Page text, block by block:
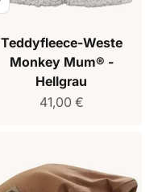
Teddyfleece-Weste
Monkey Mum® -
Hellgrau
Verkaufspreis
41,00 €